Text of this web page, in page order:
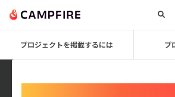
プロジェクトを掲載するには プ